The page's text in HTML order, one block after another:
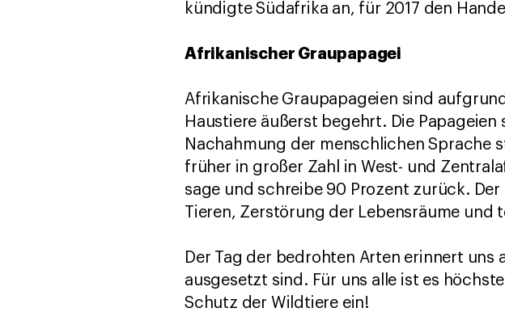
kündigte Südafrika an, für 2017 den
Afrikanischer Graupapagei
Afrikanische Graupapageien sind
Haustiere äußerst begehrt. Die
Nachahmung der menschlichen Sprache
früher in großer Zahl in West- und
sage und schreibe 90 Prozent zurück.
Tieren, Zerstörung der Lebensräume
Der Tag der bedrohten Arten erinnert uns
ausgesetzt sind. Für uns alle ist es
Schutz der Wildtiere ein!